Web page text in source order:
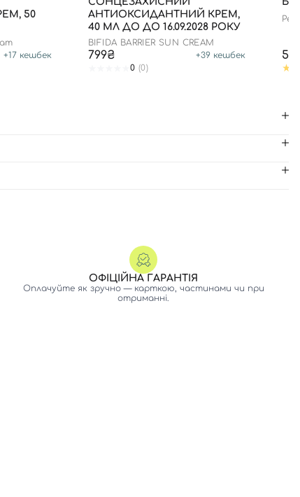
50
+17 кешбек
АНТИОКСИДАНТНИЙ КРЕМ,
40 МЛ ДО ДО 16.09.2028 РОКУ
BIFIDA BARRIER SUN CREAM
799₴ +39 кешбек
0 (0)
ОФІЦІЙНА ГАРАНТІЯ
Оплачуйте як зручно — карткою, частинами чи при
отриманні.